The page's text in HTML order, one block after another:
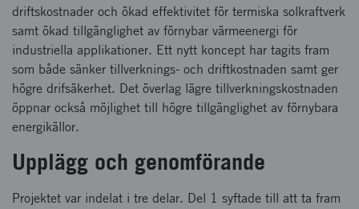
driftskostnader och ökad effektivitet för termiska solkraftverk
samt ökad tillgänglighet av förnybar värmeenergi för
industriella applikationer. Ett nytt koncept har tagits fram
som både sänker tillverknings- och driftkostnaden samt ger
högre drifsäkerhet. Det överlag lägre tillverkningskostnaden
öppnar också möjlighet till högre tillgänglighet av förnybara
energikällor.
Upplägg och genomförande
Projektet var indelat i tre delar. Del 1 syftade till att ta fram